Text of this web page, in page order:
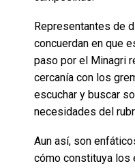
Representantes de
concuerdan en que
paso por el Minagri
cercanía con los
escuchar y buscar
necesidades del
Aun así, son
cómo constituya los